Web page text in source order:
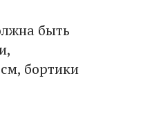
быть
бортики